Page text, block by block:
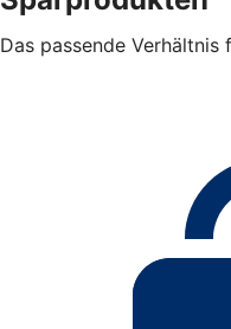
Das passende Verhältnis